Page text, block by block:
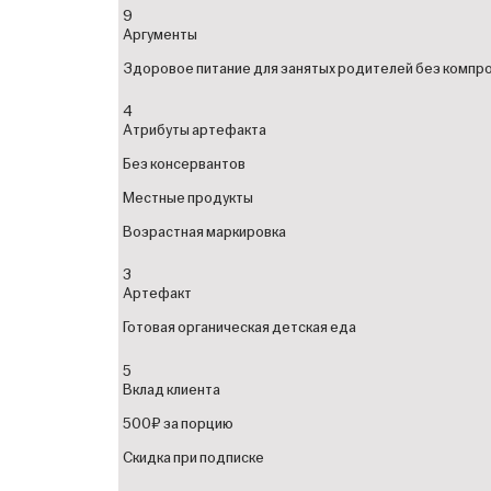
9
Аргументы
Здоровое питание для занятых родителей без
4
Атрибуты артефакта
Без консервантов
Местные продукты
Возрастная маркировка
3
Артефакт
Готовая органическая детская еда
5
Вклад клиента
500₽ за порцию
Скидка при подписке